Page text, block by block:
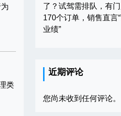
类
了？试驾需排队，有门
170个订单，销售直言
业绩”
近期评论
您尚未收到任何评论。